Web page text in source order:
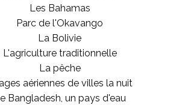
Les Bahamas
Parc de l'Okavango
La Bolivie
L'agriculture traditionnelle
La pêche
aériennes de villes la nuit
Bangladesh, un pays d'eau